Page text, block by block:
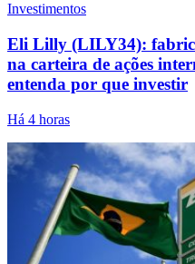
Investimentos
Eli Lilly (LILY34):
na carteira de ações
entenda por que investir
Há 4 horas